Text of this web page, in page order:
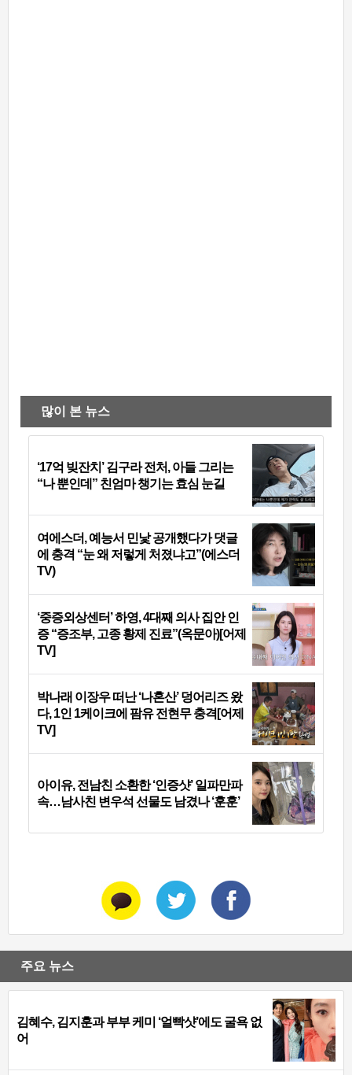
많이 본 뉴스
‘17억 빚잔치’ 김구라 전처, 아들 그리는
“나 뿐인데” 친엄마 챙기는 효심 눈길
여에스더, 예능서 민낯 공개했다가 댓글
에 충격 “눈 왜 저렇게 처졌냐고”(에스더
TV)
‘중증외상센터’ 하영, 4대째 의사 집안 인
증 “증조부, 고종 황제 진료”(옥문아)[어제
TV]
박나래 이장우 떠난 ‘나혼산’ 덩어리즈 왔
다, 1인 1케이크에 팜유 전현무 충격[어제
TV]
아이유, 전남친 소환한 ‘인증샷’ 일파만파
속…남사친 변우석 선물도 남겼나 ‘훈훈’
주요 뉴스
김혜수, 김지훈과 부부 케미 ‘얼빡샷’에도 굴욕 없
어